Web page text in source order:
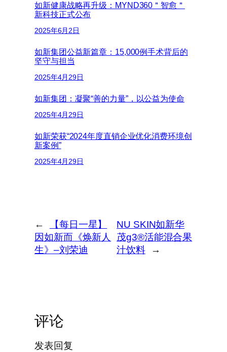
如新健康战略再升级：MYND360＂智愈＂
新科技正式公布
2025年6月2日
如新集团公益新篇章：15,000例手术背后的
坚守与担当
2025年4月29日
如新集团：凝聚“善的力量”，以公益为使命
2025年4月29日
如新荣获“2024年度直销企业优化消费环境创
新案例”
2025年4月29日
←
【每日一星】
因如新而《焕新人
生》–刘荣迪
NU SKIN如新华
茂g3®活能混合果
汁饮料
→
评论
发表回复